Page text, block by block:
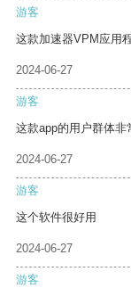
游客
这款加速器VPM应用
2024-06-27
游客
这款app的用户群体非
2024-06-27
游客
这个软件很好用
2024-06-27
游客